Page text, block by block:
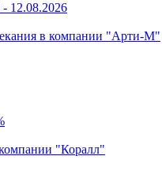
12.08.2026
в компании "Арти-М"
"Коралл"